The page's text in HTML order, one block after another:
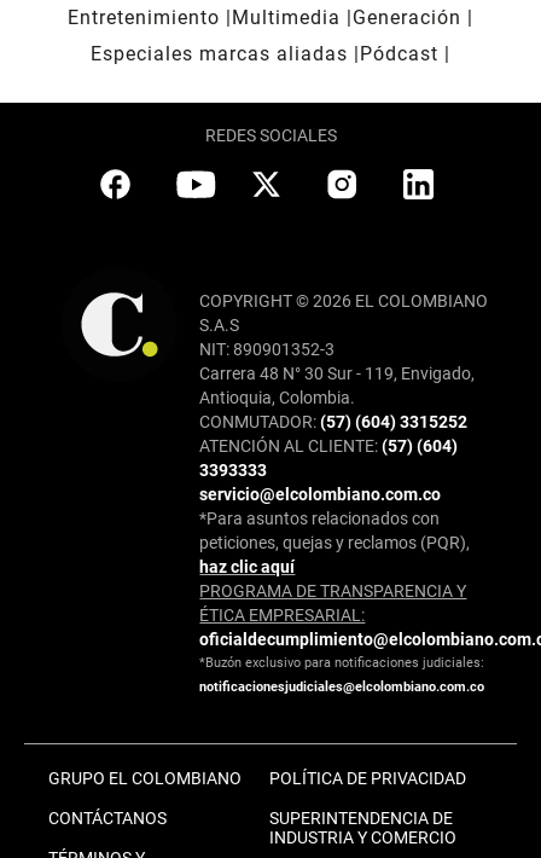
Entretenimiento
Multimedia
Generación
Especiales marcas aliadas
Pódcast
REDES SOCIALES
COPYRIGHT © 2026 EL COLOMBIANO
S.A.S
NIT: 890901352-3
Carrera 48 N° 30 Sur - 119, Envigado,
Antioquia, Colombia.
CONMUTADOR:(57) (604) 3315252
ATENCIÓN AL CLIENTE:(57) (604)
3393333
servicio@elcolombiano.com.co
*Para asuntos relacionados con
peticiones, quejas y reclamos (PQR),
haz clic aquí
PROGRAMA DE TRANSPARENCIA Y
ÉTICA EMPRESARIAL:
*Buzón exclusivo para notificaciones judiciales:
notificacionesjudiciales@elcolombiano.com.co
GRUPO EL COLOMBIANO
CONTÁCTANOS
POLÍTICA DE PRIVACIDAD
SUPERINTENDENCIA DE
INDUSTRIA Y COMERCIO